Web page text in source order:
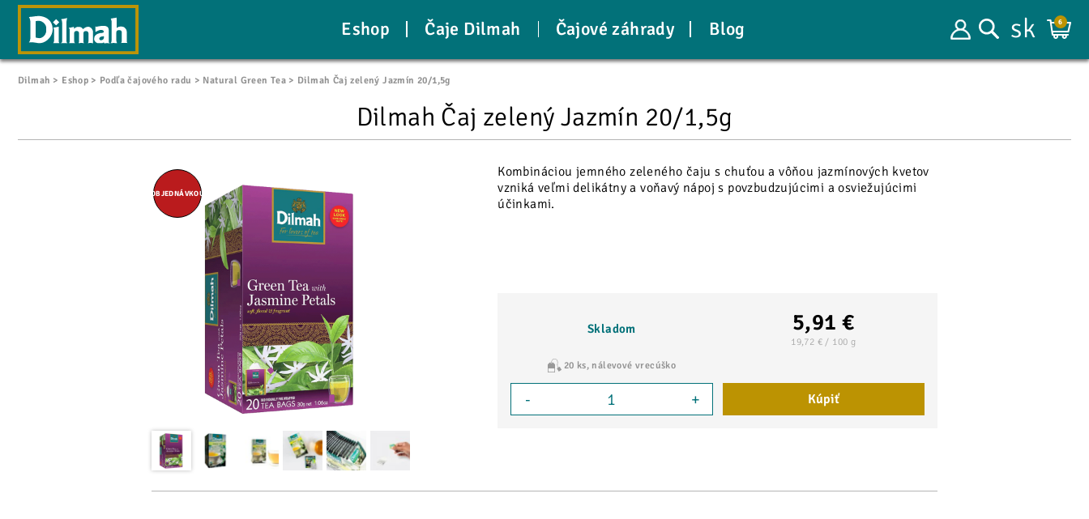
Eshop Čaje Dilmah Čajové záhrady Blog sk 6
Dilmah Eshop Podľa čajového radu Natural Green Tea Dilmah Čaj zelený Jazmín 20/1,5g
Dilmah Čaj zelený Jazmín 20/1,5g
OBJEDNÁVKOU
Kombináciou jemného zeleného čaju s chuťou a vôňou jazmínových kvetov
vzniká veľmi delikátny a voňavý nápoj s povzbudzujúcimi a osviežujúcimi
účinkami.
5,91 €
19,72 € / 100 g
20 ks nálevové vrecúško
Skladom
- + Kúpiť